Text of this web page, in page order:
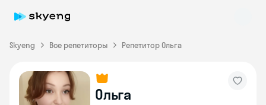
Skyeng Все репетиторы Репетитор Ольга
Ольга
Skyeng Chat
online